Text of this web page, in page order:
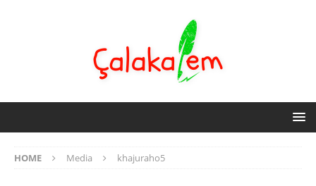
HOME Media khajuraho5